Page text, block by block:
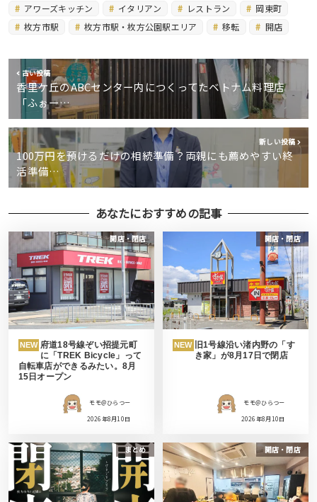
アワーズキッチン イタリアン レストラン
岡東町
枚方市駅
枚方市駅・枚方公園駅エリア 移転 開店
古い投稿
香里ケ丘のABCセンター内につくってたベトナム料理店
「ふぉー…
新しい投稿
100万円を預けるだけの相続準備？両親にも薦めやすい終
活準備…
あなたにおすすめの記事
開店・閉店
NEW 府道18号線ぞい招提元町
に「TREK Bicycle」って
自転車店ができるみたい。8月
15日オープン
モモ＠ひらつー
2026年8月10日
開店・閉店
NEW
旧1号線沿い渚内野の「す
き家」が8月17日で閉店
モモ＠ひらつー
2026年8月10日
まとめ 開店・閉店